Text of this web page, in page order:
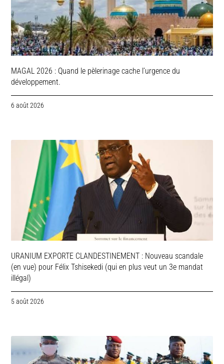
MAGAL 2026 : Quand le pèlerinage cache l’urgence du
développement.
6 août 2026
URANIUM EXPORTE CLANDESTINEMENT : Nouveau scandale
(en vue) pour Félix Tshisekedi (qui en plus veut un 3e mandat
illégal)
5 août 2026